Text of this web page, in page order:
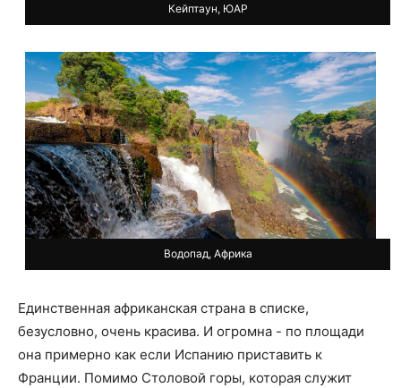
Кейптаун, ЮАР
Водопад, Африка
Единственная африканская страна в списке,
безусловно, очень красива. И огромна - по площади
она примерно как если Испанию приставить к
Франции. Помимо Столовой горы, которая служит